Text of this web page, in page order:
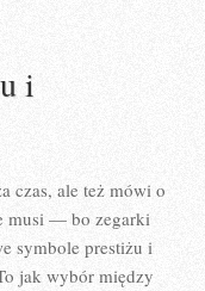
i
czas, ale też mówi o
musi — bo zegarki
symbole prestiżu i
jak wybór między